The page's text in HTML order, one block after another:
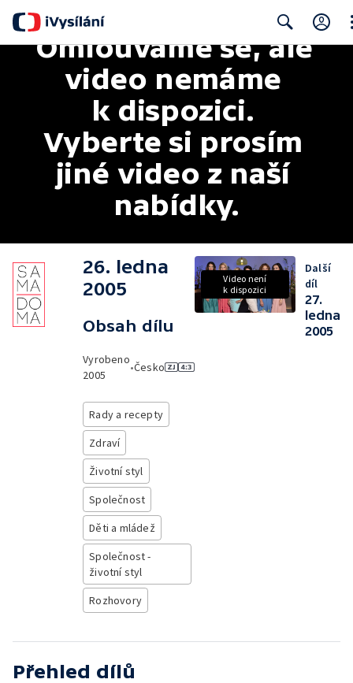
Search
Omlouváme se, ale
video nemáme
k dispozici.
Vyberte si prosím
jiné video z naší
nabídky.
26. ledna
2005
Obsah dílu
Vyrobeno
2005
•Česko
Rady a recepty
Zdraví
Životní styl
Společnost
Děti a mládež
Společnost -
životní styl
Rozhovory
Video není
k dispozici
Další
díl
27.
ledna
2005
Přehled dílů